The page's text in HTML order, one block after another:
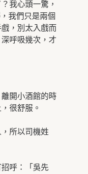
我心頭一驚，
我們只是兩個
，別太入戲而
呼吸幾次，才
離開小酒館的時
很舒服。
所以司機姓
呼：「吳先